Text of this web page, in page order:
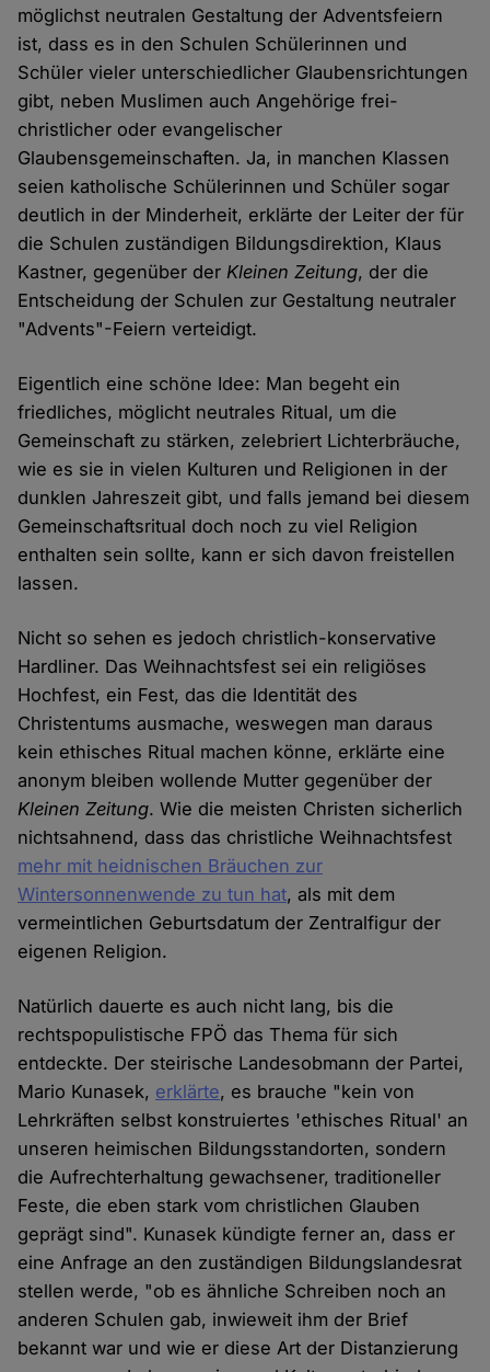
möglichst neutralen Gestaltung der Adventsfeiern
ist, dass es in den Schulen Schülerinnen und
Schüler vieler unterschiedlicher Glaubensrichtungen
gibt, neben Muslimen auch Angehörige frei-
christlicher oder evangelischer
Glaubensgemeinschaften. Ja, in manchen Klassen
seien katholische Schülerinnen und Schüler sogar
deutlich in der Minderheit, erklärte der Leiter der für
die Schulen zuständigen Bildungsdirektion, Klaus
Kastner, gegenüber derKleinen Zeitung, der die
Entscheidung der Schulen zur Gestaltung neutraler
"Advents"-Feiern verteidigt.
Eigentlich eine schöne Idee: Man begeht ein
friedliches, möglicht neutrales Ritual, um die
Gemeinschaft zu stärken, zelebriert Lichterbräuche,
wie es sie in vielen Kulturen und Religionen in der
dunklen Jahreszeit gibt, und falls jemand bei diesem
Gemeinschaftsritual doch noch zu viel Religion
enthalten sein sollte, kann er sich davon freistellen
lassen.
Nicht so sehen es jedoch christlich-konservative
Hardliner. Das Weihnachtsfest sei ein religiöses
Hochfest, ein Fest, das die Identität des
Christentums ausmache, weswegen man daraus
kein ethisches Ritual machen könne, erklärte eine
anonym bleiben wollende Mutter gegenüber der
Kleinen Zeitung. Wie die meisten Christen sicherlich
nichtsahnend, dass das christliche Weihnachtsfest
mehr mit heidnischen Bräuchen zur
Wintersonnenwende zu tun hat, als mit dem
vermeintlichen Geburtsdatum der Zentralfigur der
eigenen Religion.
Natürlich dauerte es auch nicht lang, bis die
rechtspopulistische FPÖ das Thema für sich
entdeckte. Der steirische Landesobmann der Partei,
Mario Kunasek, erklärte, es brauche "kein von
Lehrkräften selbst konstruiertes 'ethisches Ritual' an
unseren heimischen Bildungsstandorten, sondern
die Aufrechterhaltung gewachsener, traditioneller
Feste, die eben stark vom christlichen Glauben
geprägt sind". Kunasek kündigte ferner an, dass er
eine Anfrage an den zuständigen Bildungslandesrat
stellen werde, "ob es ähnliche Schreiben noch an
anderen Schulen gab, inwieweit ihm der Brief
bekannt war und wie er diese Art der Distanzierung